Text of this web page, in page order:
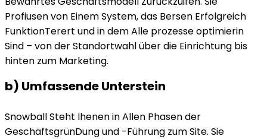
Profiusen von Einem System, das Bersen Erfolgreich
FunktionTerert und in dem Alle prozesse optimierin
Sind – von der Standortwahl über die Einrichtung bis
hinten zum Marketing.
b) Umfassende Unterstein
Snowball Steht Ihenen in Allen Phasen der
GeschäftsgrünDung und -Führung zum Site. Sie